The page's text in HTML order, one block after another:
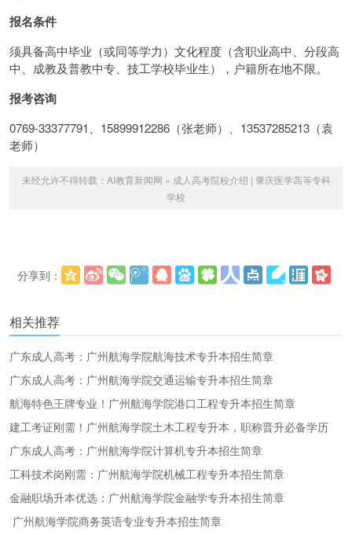
报名条件
须具备高中毕业（或同等学力）文化程度（含职业高中、分段高
中、成教及普教中专、技工学校毕业生），户籍所在地不限。
报考咨询
0769-33377791、15899912286（张老师）、13537285213（袁
老师）
未经允许不得转载： AI教育新闻网 » 成人高考院校介绍 | 肇庆医学高等专科
学校
分享到：
相关推荐
广东成人高考：广州航海学院航海技术专升本招生简章
广东成人高考：广州航海学院交通运输专升本招生简章
航海特色王牌专业！广州航海学院港口工程专升本招生简章
建工考证刚需！广州航海学院土木工程专升本，职称晋升必备学历
广东成人高考：广州航海学院计算机专升本招生简章
工科技术岗刚需：广州航海学院机械工程专升本招生简章
金融职场升本优选：广州航海学院金融学专升本招生简章
广州航海学院商务英语专业专升本招生简章